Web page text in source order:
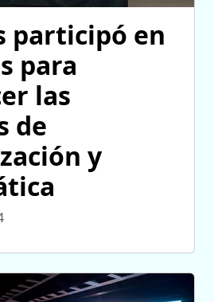
participó en
para
las
de
y